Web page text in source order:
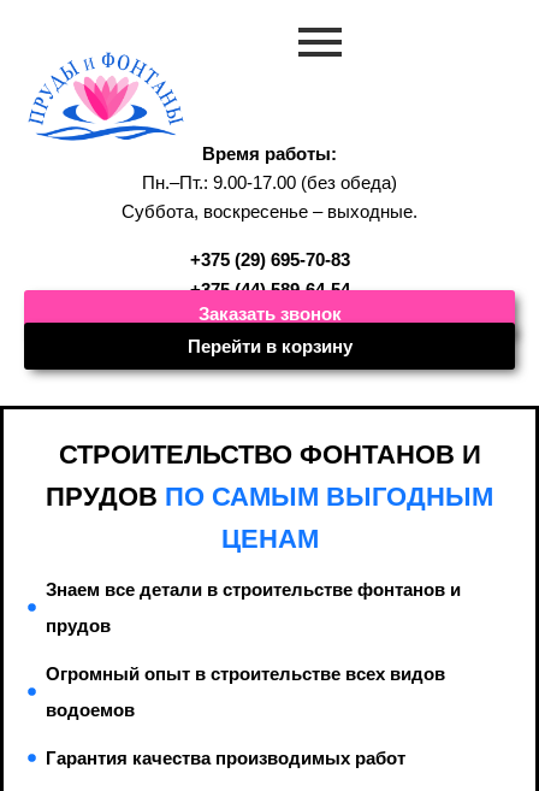
Время работы:
Пн.–Пт.: 9.00-17.00 (без обеда)
Суббота, воскресенье – выходные.
+375 (29) 695-70-83
+375 (44) 589-64-54
Заказать звонок
Перейти в корзину
СТРОИТЕЛЬСТВО ФОНТАНОВ И
ПРУДОВ ПО САМЫМ ВЫГОДНЫМ
ЦЕНАМ
Знаем все детали в строительстве фонтанов и
прудов
Огромный опыт в строительстве всех видов
водоемов
Гарантия качества производимых работ